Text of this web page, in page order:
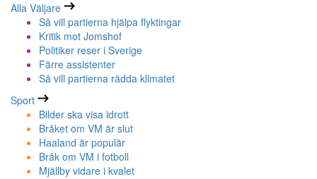
Alla Väljare
Så vill partierna hjälpa flyktingar
Kritik mot Jomshof
Politiker reser i Sverige
Färre assistenter
Så vill partierna rädda klimatet
Sport
Bilder ska visa idrott
Bråket om VM är slut
Haaland är populär
Bråk om VM i fotboll
Mjällby vidare i kvalet